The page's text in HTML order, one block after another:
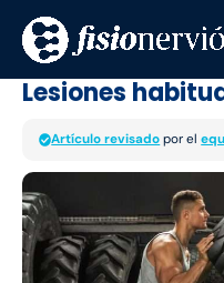
contenido
Lesiones
Artículo revisadopor el